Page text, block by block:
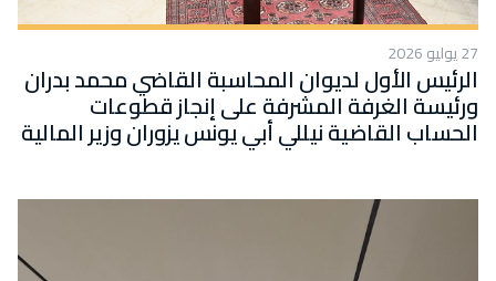
27 يوليو 2026
الرئيس الأول لديوان المحاسبة القاضي محمد بدران
ورئيسة الغرفة المشرفة على إنجاز قطوعات
الحساب القاضية نيللي أبي يونس يزوران وزير المالية